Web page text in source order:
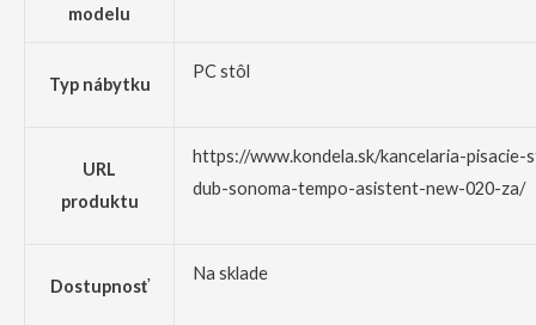
modelu
Typ nábytku
PC stôl
URL
produktu
https://www.kondela.sk/kancelaria-pisacie-
dub-sonoma-tempo-asistent-new-020-za/
Dostupnosť
Na sklade